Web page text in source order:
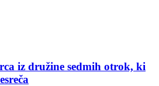
iz družine sedmih otrok, ki